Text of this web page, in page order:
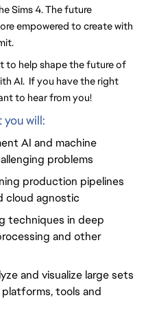
Sims 4. The future
empowered to create with
to help shape the future of
AI. If you have the right
to hear from you!
will:
AI and machine
problems
production pipelines
cloud agnostic
techniques in deep
and other
and visualize large sets
platforms, tools and